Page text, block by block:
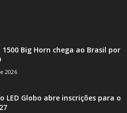
1500 Big Horn chega ao Brasil por
2026
LED Globo abre inscrições para o